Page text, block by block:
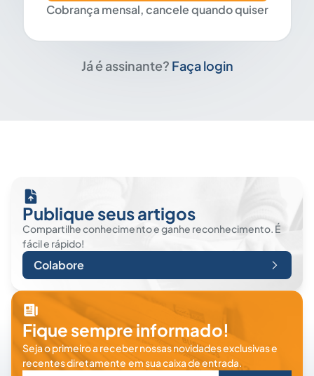
Cobrança mensal, cancele quando quiser
Já é assinante? Faça login
Publique seus artigos
Compartilhe conhecimento e ganhe reconhecimento. É
fácil e rápido!
Colabore
Fique sempre informado!
Seja o primeiro a receber nossas novidades exclusivas e
recentes diretamente em sua caixa de entrada.